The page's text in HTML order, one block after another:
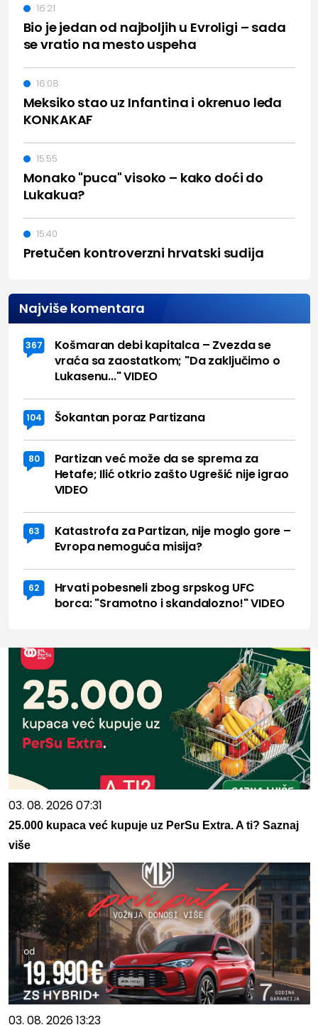
Bio je jedan od najboljih u Evroligi – sada
se vratio na mesto uspeha
16:21
Meksiko stao uz Infantina i okrenuo leđa
KONKAKAF
16:08
Monako "puca" visoko – kako doći do
Lukakua?
15:55
Pretučen kontroverzni hrvatski sudija
15:40
Najviše komentara
367
Košmaran debi kapitalca – Zvezda se
vraća sa zaostatkom; "Da zaključimo o
Lukasenu..." VIDEO
104 Šokantan poraz Partizana
80
Partizan već može da se sprema za
Hetafe; Ilić otkrio zašto Ugrešić nije igrao
VIDEO
63
Katastrofa za Partizan, nije moglo gore –
Evropa nemoguća misija?
62
Hrvati pobesneli zbog srpskog UFC
borca: "Sramotno i skandalozno!" VIDEO
03. 08. 2026 07:31
25.000 kupaca već kupuje uz PerSu Extra. A ti? Saznaj
više
03. 08. 2026 13:23